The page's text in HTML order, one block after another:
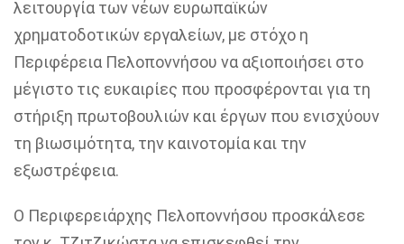
λειτουργία των νέων ευρωπαϊκών
χρηματοδοτικών εργαλείων, με στόχο η
Περιφέρεια Πελοποννήσου να αξιοποιήσει στο
μέγιστο τις ευκαιρίες που προσφέρονται για τη
στήριξη πρωτοβουλιών και έργων που ενισχύουν
τη βιωσιμότητα, την καινοτομία και την
εξωστρέφεια.
Ο Περιφερειάρχης Πελοποννήσου προσκάλεσε